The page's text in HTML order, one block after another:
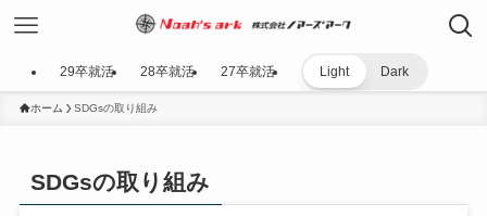
29卒就活 28卒就活 27卒就活 Light Dark
ホーム SDGsの取り組み
SDGsの取り組み